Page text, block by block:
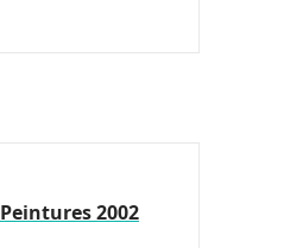
Peintures 2002